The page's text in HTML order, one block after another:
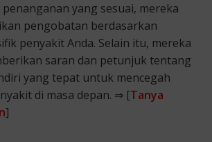
yang sesuai, mereka
pengobatan berdasarkan
penyakit Anda. Selain itu, mereka
saran dan petunjuk tentang
yang tepat untuk mencegah
di masa depan. ⇒ [Tanya
]